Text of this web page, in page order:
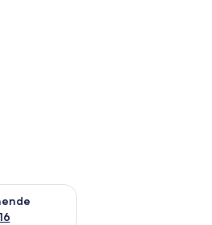
9.
für nächstes Wochenende, Aug.